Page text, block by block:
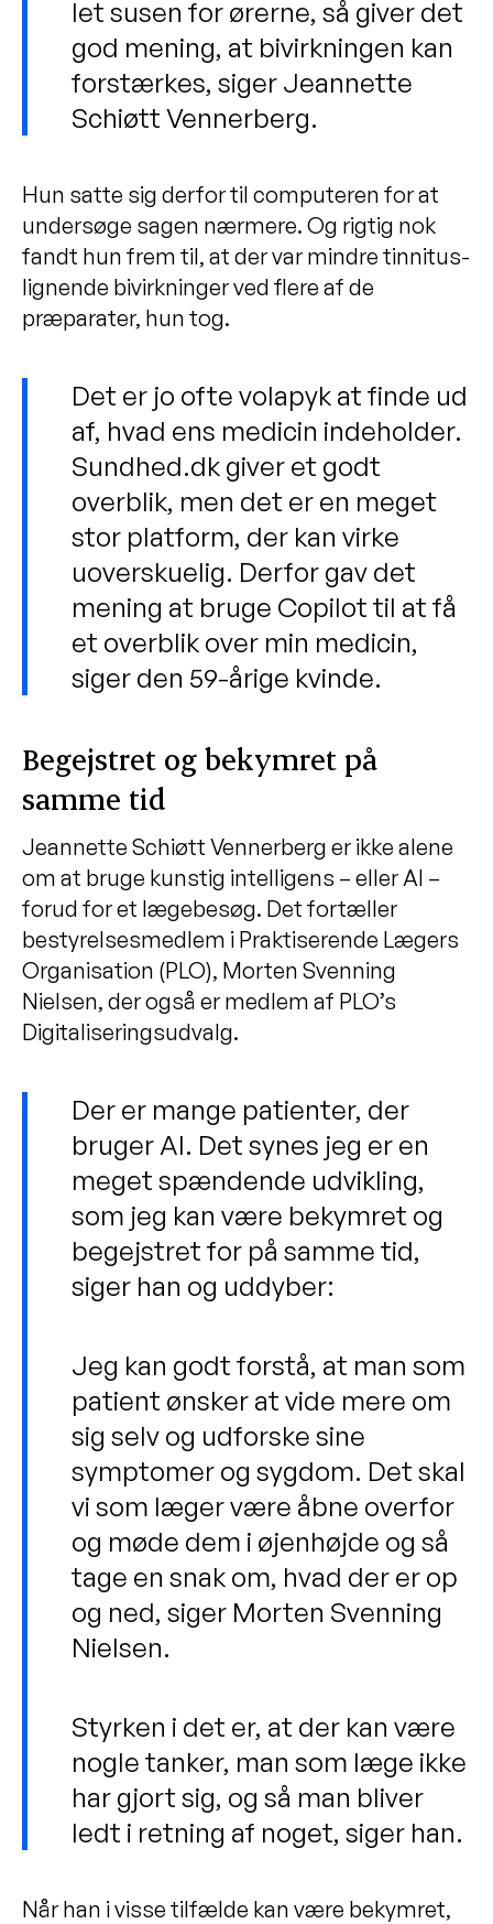
let susen for ørerne, så giver det
god mening, at bivirkningen kan
forstærkes, siger Jeannette
Schiøtt Vennerberg.
Hun satte sig derfor til computeren for at
undersøge sagen nærmere. Og rigtig nok
fandt hun frem til, at der var mindre tinnitus-
lignende bivirkninger ved flere af de
præparater, hun tog.
Det er jo ofte volapyk at finde ud
af, hvad ens medicin indeholder.
Sundhed.dk giver et godt
overblik, men det er en meget
stor platform, der kan virke
uoverskuelig. Derfor gav det
mening at bruge Copilot til at få
et overblik over min medicin,
siger den 59-årige kvinde.
Begejstret og bekymret på
samme tid
Jeannette Schiøtt Vennerberg er ikke alene
om at bruge kunstig intelligens – eller AI –
forud for et lægebesøg. Det fortæller
bestyrelsesmedlem i Praktiserende Lægers
Organisation (PLO), Morten Svenning
Nielsen, der også er medlem af PLO’s
Digitaliseringsudvalg.
Der er mange patienter, der
bruger AI. Det synes jeg er en
meget spændende udvikling,
som jeg kan være bekymret og
begejstret for på samme tid,
siger han og uddyber:
Jeg kan godt forstå, at man som
patient ønsker at vide mere om
sig selv og udforske sine
symptomer og sygdom. Det skal
vi som læger være åbne overfor
og møde dem i øjenhøjde og så
tage en snak om, hvad der er op
og ned, siger Morten Svenning
Nielsen.
Styrken i det er, at der kan være
nogle tanker, man som læge ikke
har gjort sig, og så man bliver
ledt i retning af noget, siger han.
Når han i visse tilfælde kan være bekymret,